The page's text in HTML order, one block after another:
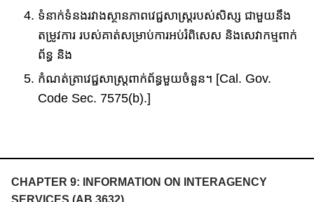
CHAPTER 9: INFORMATION ON INTERAGENCY
SERVICES (AB 3632)
ទំនាក់ទំនងរវាងស្ថានភាពវេជ្ជសាស្រ្តរបស់សិស្ស ជាមួយ​នឹ​ង
តម្រូវការ របស់គាត់សម្រាប់ការអប់រំពិសេស និង​​សេវាកម្ម​ពាក់
ព័ន្ធ និង
កំណត់ត្រាវេជ្ជសាស្រ្តពាក់ព័ន្ធមួយ​ចំនួន​។ [Cal. Gov.
Code Sec. 7575(b).]